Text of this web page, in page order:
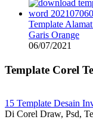
Template
Garis Orange
06/07/2021
Template Corel
15 Template Desain
Di Corel Draw, Psd,